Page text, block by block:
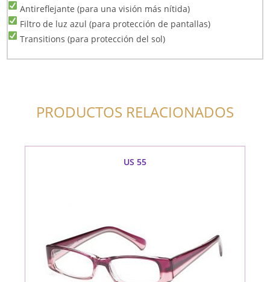
Antireflejante (para una visión más nítida)
Filtro de luz azul (para protección de pantallas)
Transitions (para protección del sol)
PRODUCTOS RELACIONADOS
US 55